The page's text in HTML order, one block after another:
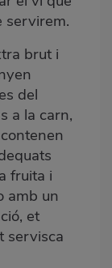
servirem.
brut i
del
a la carn,
fruita i
amb un
et
servisca